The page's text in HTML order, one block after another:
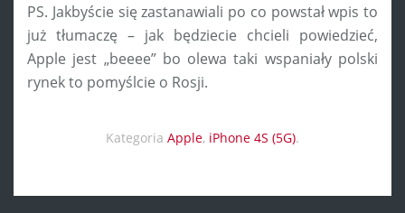
PS. Jakbyście się zastanawiali po co powstał wpis to
już tłumaczę – jak będziecie chcieli powiedzieć,
Apple jest „beeee” bo olewa taki wspaniały polski
rynek to pomyślcie o Rosji.
Kategoria Apple, iPhone 4S (5G).